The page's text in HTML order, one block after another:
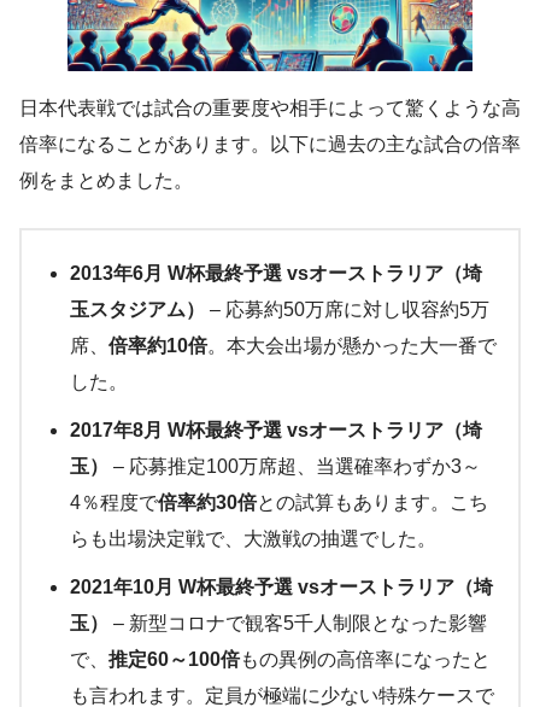
日本代表戦では試合の重要度や相手によって驚くような高
倍率になることがあります。以下に過去の主な試合の倍率
例をまとめました。
2013年6月 W杯最終予選 vsオーストラリア（埼
玉スタジアム）
– 応募約50万席に対し収容約5万
席、 倍率約10倍​。本大会出場が懸かった大一番で
した。
2017年8月 W杯最終予選 vsオーストラリア（埼
玉）
– 応募推定100万席超、当選確率わずか3～
4％程度で倍率約30倍との試算もあります​。こち
らも出場決定戦で、大激戦の抽選でした。
2021年10月 W杯最終予選 vsオーストラリア（埼
玉）
– 新型コロナで観客5千人制限となった影響
で、 推定60～100倍もの異例の高倍率になったと
も言われます​。定員が極端に少ない特殊ケースで